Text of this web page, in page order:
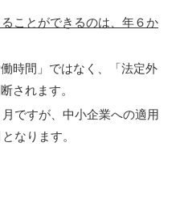
ことができるのは、年６か
時間」ではなく、「法定外
されます。
ですが、中⼩企業への適⽤
なります。